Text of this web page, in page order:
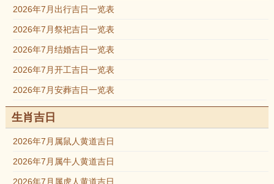
2026年7月出行吉日一览表
2026年7月祭祀吉日一览表
2026年7月结婚吉日一览表
2026年7月开工吉日一览表
2026年7月安葬吉日一览表
生肖吉日
2026年7月属鼠人黄道吉日
2026年7月属牛人黄道吉日
2026年7月属虎人黄道吉日